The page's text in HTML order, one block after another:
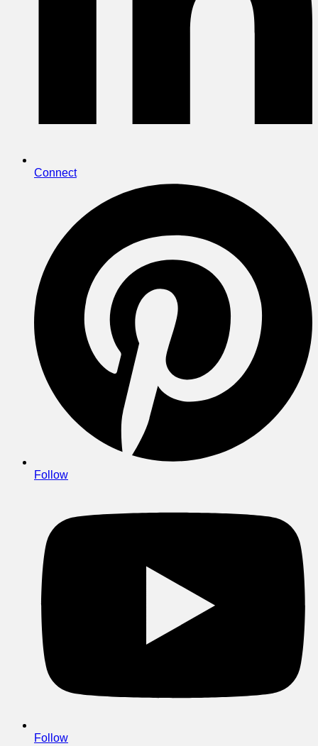
Connect
Follow
Follow